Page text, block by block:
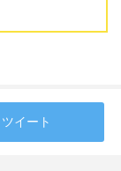
ツイート